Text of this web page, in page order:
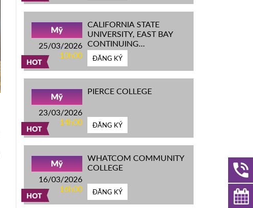
HOT
Mỹ
25/03/2026
10h00
CALIFORNIA STATE
UNIVERSITY, EAST BAY
CONTINUING
EDUCATION
ĐĂNG KÝ
HOT
Mỹ
23/03/2026
14h00
PIERCE COLLEGE
ĐĂNG KÝ
HOT
Mỹ
16/03/2026
16h00
WHATCOM COMMUNITY
COLLEGE
ĐĂNG KÝ